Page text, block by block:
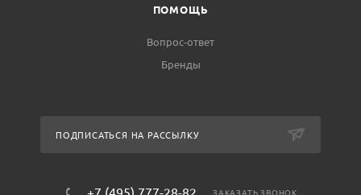
ПОМОЩЬ
Вопрос-ответ
Бренды
ПОДПИСАТЬСЯ НА РАССЫЛКУ
ЗАКАЗАТЬ ЗВОНОК